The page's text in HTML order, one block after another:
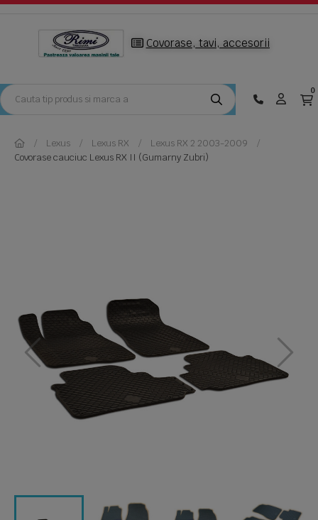
Covorase, tavi, accesorii
0
Lexus Lexus RX
Lexus RX 2 2003-2009
Covorase cauciuc Lexus RX II (Gumarny Zubri)